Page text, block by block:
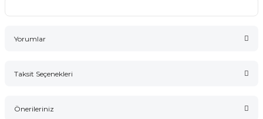
Yorumlar
Taksit Seçenekleri
Önerileriniz